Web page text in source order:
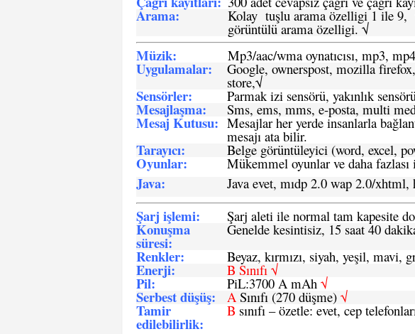
Arama: Kolay tuşlu arama özelligi 1 ile 9,
görüntülü arama özelligi. √
Müzik: Mp3/aac/wma oynatıcısı, mp3, mp4
Uygulamalar: Google, ownerspost, mozilla
store,√
Sensörler: Parmak izi sensörü, yakınlık
Mesajlaşma: Sms, ems, mms, e-posta, multi
Mesaj Kutusu: Mesajlar her yerde insanlarla
mesajı ata bilir.
Tarayıcı: Belge görüntüleyici (word, excel,
Oyunlar: Mükemmel oyunlar ve daha
Java: Java evet, mıdp 2.0 wap 2.0/
Şarj işlemi: Şarj aleti ile normal tam kapesite
Konuşma
süresi:
Genelde kesintisiz, 15 saat 40
Renkler: Beyaz, kırmızı, siyah, yeşil, mavi,
Enerji: B Sınıfı √
Pil: PiL:3700 A mAh √
Serbest düşüş: ASınıfı (270 düşme) √
Tamir
edilebilirlik:
B sınıfı – özetle: evet, cep